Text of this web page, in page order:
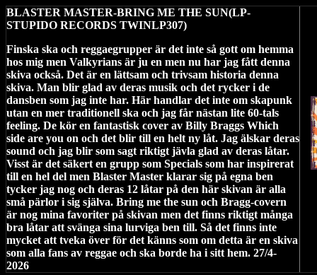
BLASTER MASTER-BRING ME THE SUN(LP-
STUPIDO RECORDS TWINLP307)
Finska ska och reggaegrupper är det inte så gott om hemma
hos mig men Valkyrians är ju en men nu har jag fått denna
skiva också. Det är en lättsam och trivsam historia denna
skiva. Man blir glad av deras musik och det rycker i de
dansben som jag inte har. Här handlar det inte om skapunk
utan en mer traditionell ska och jag får nästan lite 60-tals
feeling. De kör en fantastisk cover av Billy Braggs Which
side are you on och det blir till en helt ny låt. Jag älskar deras
sound och jag blir som sagt riktigt jävla glad av deras låtar.
Visst är det säkert en grupp som Specials som har inspirerat
till en hel del men Blaster Master klarar sig på egna ben
tycker jag nog och deras 12 låtar på den här skivan är alla
små pärlor i sig själva. Bring me the sun och Bragg-covern
är nog mina favoriter på skivan men det finns riktigt många
bra låtar att svänga sina lurviga ben till. Så det finns inte
mycket att tveka över för det känns som om detta är en skiva
som alla fans av reggae och ska borde ha i sitt hem. 27/4-
2026